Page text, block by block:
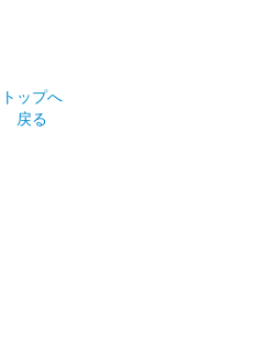
城） 御城印
念印章
こ版が「会津若松城」表記に変わ
トップへ
戻る